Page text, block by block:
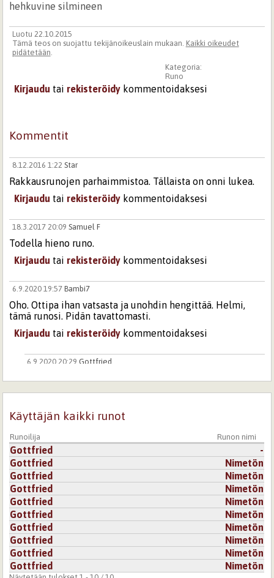
hehkuvine silmineen
Luotu 22.10.2015
Tämä teos on suojattu tekijänoikeuslain mukaan. Kaikki oikeudet
pidätetään.
Kategoria:
Runo
Kirjaudu tai rekisteröidy kommentoidaksesi
Kommentit
8.12.2016 1:22 Star
Rakkausrunojen parhaimmistoa. Tällaista on onni lukea.
Kirjaudu tai rekisteröidy kommentoidaksesi
18.3.2017 20:09 Samuel F
Todella hieno runo.
Kirjaudu tai rekisteröidy kommentoidaksesi
6.9.2020 19:57 Bambi7
Oho. Ottipa ihan vatsasta ja unohdin hengittää. Helmi,
tämä runosi. Pidän tavattomasti.
Kirjaudu tai rekisteröidy kommentoidaksesi
6.9.2020 20:29Gottfried
Kirjaudutairekisteröidykommentoidaksesi
10.12.2020 21:29
On virkistävää lukea runo, jossa kaikki on kohdallaan.
Runo kulkea kuin elämän virran kannatellen eteenpäin
ihailu katseessa. Kiitos,
Kirjaudutairekisteröidykommentoidaksesi
Käyttäjän kaikki runot
Runoilija Runon nimi
Gottfried
-
Gottfried
Nimetön
Gottfried
Nimetön
Gottfried
Nimetön
Gottfried
Nimetön
Gottfried
Nimetön
Gottfried
Nimetön
Gottfried
Nimetön
Gottfried
Nimetön
Gottfried
Nimetön